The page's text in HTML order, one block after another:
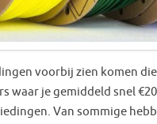
voorbij zien komen
waar je gemiddeld snel
Van sommige